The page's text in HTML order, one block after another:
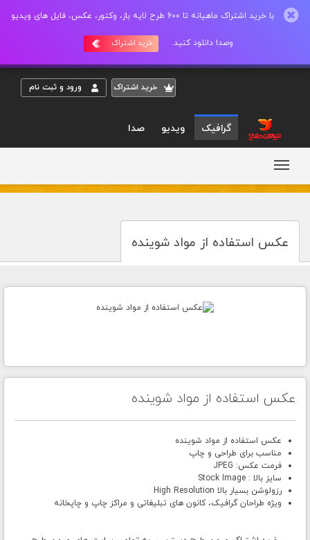
با خرید اشتراک ماهیانه تا 600 طرح لایه باز، وکتور، عکس، فایل های ویدیو
وصدا دانلود کنید. خرید اشتراک
خريد اشتراک ورود و ثبت نام
گرافیک ویدیو صدا
عکس استفاده از مواد شوینده
عکس استفاده از مواد شوینده
عکس استفاده از مواد شوینده
مناسب برای طراحی و چاپ
فرمت عکس: JPEG
سایز بالا : Stock Image
رزولوشن بسیار بالا High Resolution
ویژه طراحان گرافیک، کانون های تبلیغاتی و مراکز چاپ و چاپخانه